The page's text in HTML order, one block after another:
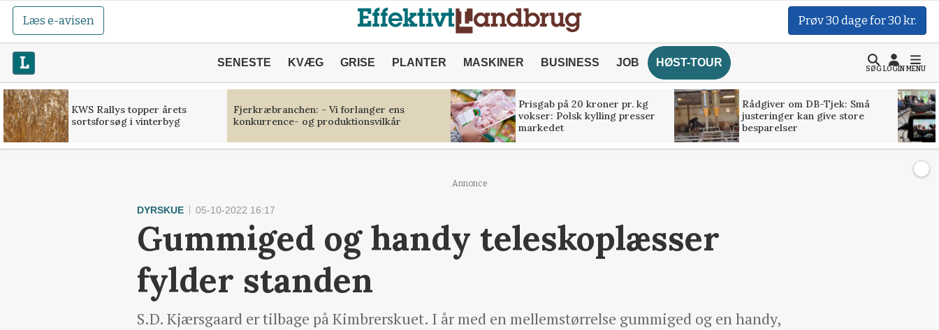
Læs e-avisen Prøv 30 dage for 30 kr.
SENESTE KVÆG GRISE PLANTER MASKINER BUSINESS JOB HØST-TOUR
SØGLOGINMENU
KWS Rallys topper årets
sortsforsøg i vinterbyg
Fjerkræbranchen: - Vi forlanger ens
konkurrence- og produktionsvilkår
Prisgab på 20 kroner pr. kg
vokser: Polsk kylling presser
markedet
Rådgiver om DB-Tjek: Små
justeringer kan give store
besparelser
Annonce
DYRSKUE 05-10-2022 16:17
Gummiged og handy teleskoplæsser
fylder standen
S.D. Kjærsgaard er tilbage på Kimbrerskuet. I år med en mellemstørrelse gummiged og en handy,